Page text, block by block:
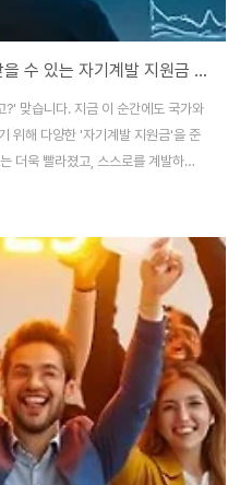
2026년 완벽 가이드: 누구나 받을 수 있는 자기계발 지원금 A to Z (신청부터 활용까지)
맞습니다. 지금 이 순간에도 국가와
위해 다양한 '자기계발 지원금'을 준
더욱 빨라졌고, 스스로를 계발하는
만 복잡한 정책과 까다로운 신청 절
지원금들을 한눈에 비교하고, 그 누
계별로 알려드립니다. 지금부터 당신
1. 국가가 지원하는 대표 '국민내
훈련장려금 & 최대 650만 원 국..